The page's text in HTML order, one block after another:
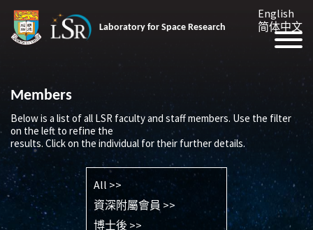
Laboratory for Space Research
English
简体中文
Members
Below is a list of all LSR faculty and staff members. Use the filter
on the left to refine the
results. Click on the individual for their further details.
All >>
資深附屬會員 >>
博士後 >>